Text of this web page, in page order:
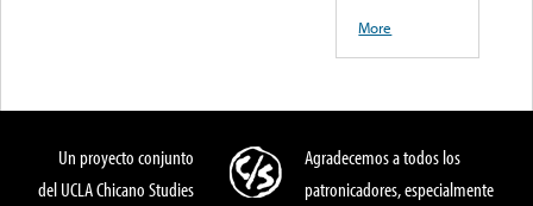
More
Un proyecto conjunto
del UCLA Chicano Studies
Agradecemos a todos los
patronicadores, especialmente